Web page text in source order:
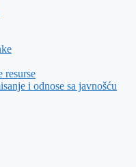
resurse
i odnose sa javnošću